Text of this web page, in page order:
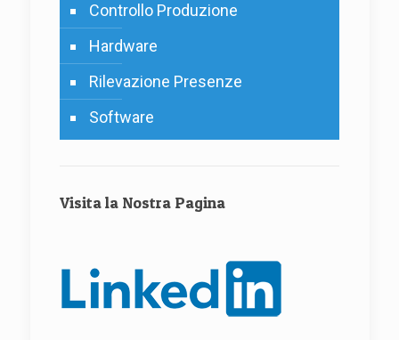
Controllo Produzione
Hardware
Rilevazione Presenze
Software
Visita la Nostra Pagina